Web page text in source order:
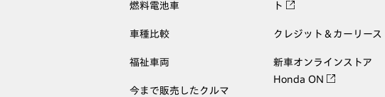
燃料電池車
車種比較
福祉車両
今まで販売したクルマ
ト
クレジット＆カーリース
新車オンラインストア
Honda ON